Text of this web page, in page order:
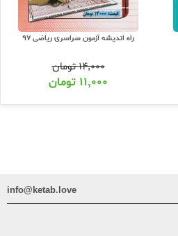
راه اندیشه آزمون سراسری ریاضی 97
۱۴,۰۰۰تومان
۱۱,۰۰۰ تومان
info@ketab.love